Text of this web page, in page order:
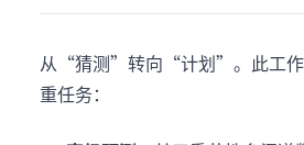
从“猜测”转向“计划”。此工作
重任务：